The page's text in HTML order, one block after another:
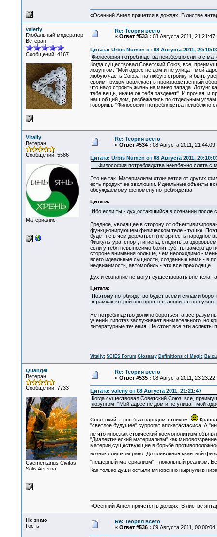
«Осенний Ангел прячется в дождях. В листве
valeriy
Глобальный модератор
Ветеран
Сообщений: 4167
Re: Теория всего
« Ответ #533 : 08 Августа 2011, 21:21:47
Цитата: Urbis Numen от 08 Августа 2011,
Философия потреблядства неизбежно слита с
Когда существовал Советский Союз, все,
лозунгом. "Мой адрес не дом и не улица - мой
любую часть Союза, на любую стройку, и быть
своим трудом вовлекает в производственный
что надо строить жизнь на манер запада. Лозунг
тебе вещь, иначе он тебя разденет". И прочая, и
наш общий дом, разбежались по отдельным
говоришь "Философия потреблядства неизбежно
Vitaliy
Ветеран
Сообщений: 5586
Материалист
Re: Теория всего
« Ответ #534 : 08 Августа 2011, 21:44:09
Цитата: Urbis Numen от 08 Августа 2011,
… Философия потреблядства неизбежно слита с
Это не так. Материализм отличается от других
есть продукт ее эволюции. Идеальные объекты
обсуждаемому феномену потреблядства.
Цитата:
Ибо если ты - дух,остающийся в сознании после
Вредное, уводящее в сторону от
функционирующем физическом теле - тушке.
будет не в чем держаться (не зря есть народное
Физкультура, спорт, гигиена, следить за
если у тебя невыносимо болит зуб, ты замерз до
стороне внимания больше, чем необходимо -
всего идеальные сущности, созданные нами - в
недвижимость, автомобиль - это все преходяще.
Дух и сознание не могут существовать вне тела
Цитата:
Поэтому потрблядство будет всеми силами
в рамках котрой оно просто становится не нужно.
Не потреблядство должно бороться, а все
учений, гипотез заслуживает внимательного, но
литературные течения. Не стоит все эти аспекты
Vitaliy: SCIES Forum Glossary Definitions of Magic
Quangel
Ветеран
Сообщений: 7733
Сaementarius Civitas
Solis Aeterna
Re: Теория всего
« Ответ #535 : 08 Августа 2011, 23:23:22
Цитата: valeriy от 08 Августа 2011, 21:21:47
Когда существовал Советский Союз, все,
лозунгом. "Мой адрес не дом и не улица - мой
Советский этнос был народом-стоиком.
"светлое будущее",суррогат апокатастасиса. А
не что иное,как стоический
"Диалектический материализм" как
материи,существующие в борьбе
возник слишком рано. До появления квантвой
"пещерный материализм" - локальный реализм.
Как только души остыли,мгновенно нырнули в
«Осенний Ангел прячется в дождях. В листве
Не знаю
Гость
Re: Теория всего
« Ответ #536 : 09 Августа 2011, 00:00:04